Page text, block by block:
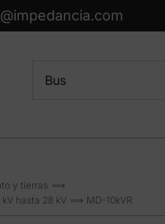
y tierras
hasta 28 kV
MD-10kVR